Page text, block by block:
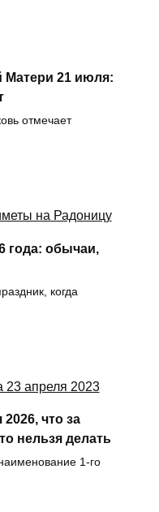
Матери 21 июля:
отмечает
года: обычаи,
когда
что за
нельзя делать
1-го